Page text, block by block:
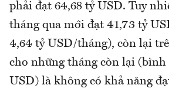
phải đạt 64,68 tỷ USD. Tuy
tháng qua mới đạt 41,73 tỷ
4,64 tỷ USD/tháng), còn lại
cho những tháng còn lại (bình
USD) là không có khả năng